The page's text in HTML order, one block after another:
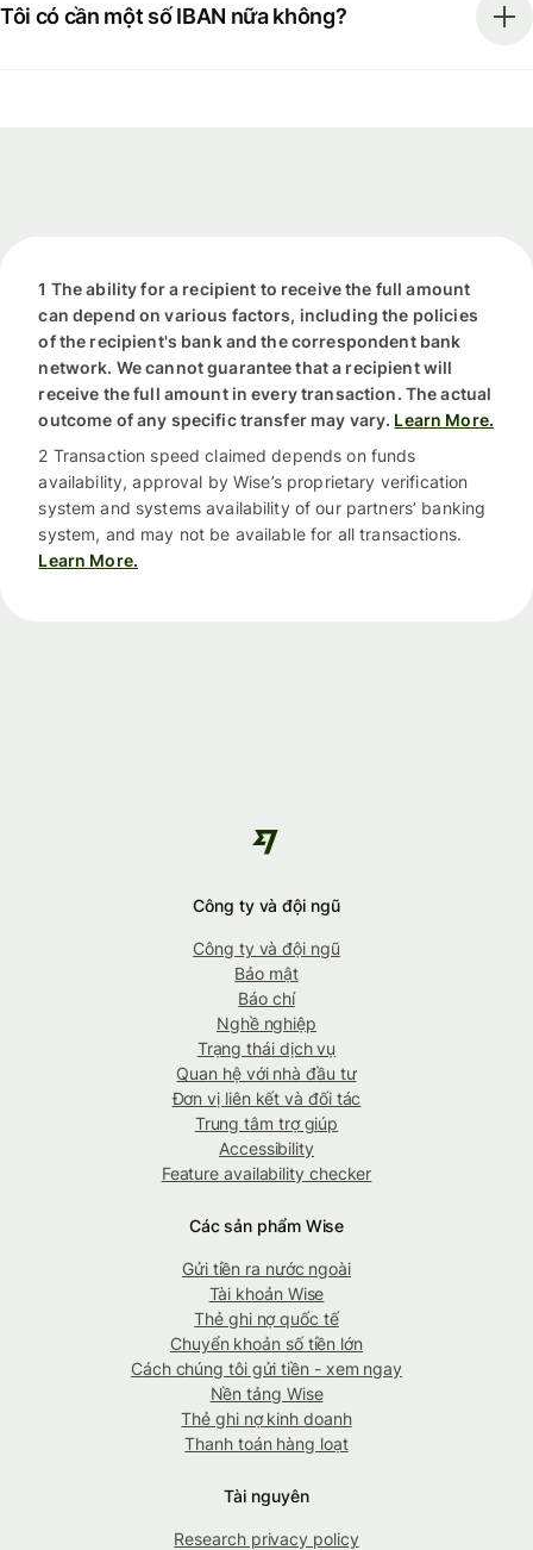
Tôi có cần một số IBAN nữa không?
1 The ability for a recipient to receive the full amount
can depend on various factors, including the policies
of the recipient's bank and the correspondent bank
network. We cannot guarantee that a recipient will
receive the full amount in every transaction. The actual
outcome of any specific transfer may vary. Learn More.
2 Transaction speed claimed depends on funds
availability, approval by Wise’s proprietary verification
system and systems availability of our partners’ banking
system, and may not be available for all transactions.
Learn More.
Công ty và đội ngũ
Công ty và đội ngũ
Bảo mật
Báo chí
Nghề nghiệp
Trạng thái dịch vụ
Quan hệ với nhà đầu tư
Đơn vị liên kết và đối tác
Trung tâm trợ giúp
Accessibility
Feature availability checker
Các sản phẩm Wise
Gửi tiền ra nước ngoài
Tài khoản Wise
Thẻ ghi nợ quốc tế
Chuyển khoản số tiền lớn
Cách chúng tôi gửi tiền - xem ngay
Nền tảng Wise
Thẻ ghi nợ kinh doanh
Thanh toán hàng loạt
Tài nguyên
Research privacy policy